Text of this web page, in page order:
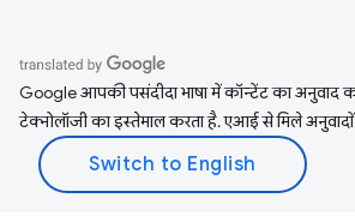
Google आपकी पसंदीदा भाषा में कॉन्टेंट का
टेक्नोलॉजी का इस्तेमाल करता है. एआई से मिले